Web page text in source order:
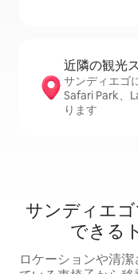
近隣の観光
サンディエゴ
Safari Park、
ります
サンディエ
できる
ロケーションや清